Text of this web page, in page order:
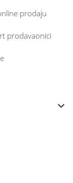
prodaju
prodavaonici